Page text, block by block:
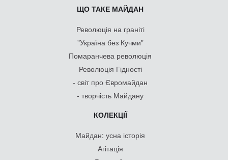
ЩО ТАКЕ МАЙДАН
Революція на граніті
"Україна без Кучми"
Помаранчева революція
Революція Гідності
- світ про Євромайдан
- творчість Майдану
КОЛЕКЦІЇ
Майдан: усна історія
Агітація